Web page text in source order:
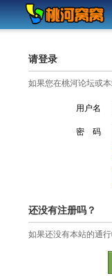
请登录
如果您在桃河论坛或
用户名
密 码
还没有注册吗？
如果还没有本站的通